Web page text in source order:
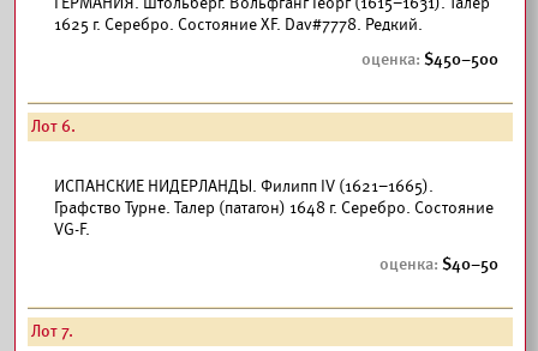
1625 г. Серебро. Состояние XF. Dav#7778. Редкий.
450–500
Лот 6.
ИСПАНСКИЕ НИДЕРЛАНДЫ. Филипп IV (1621–1665).
Графство Турне. Талер (патагон) 1648 г. Серебро. Состояние
VG-F.
40–50
Лот 7.